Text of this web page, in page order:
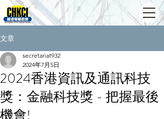
文章
2024香港資訊及通訊科技
獎：金融科技獎 - 把握最後
機會!
secretariat932
2024年7月5日